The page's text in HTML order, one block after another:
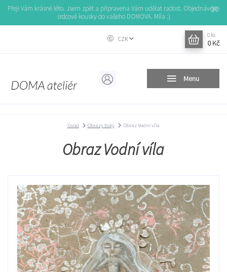
Přeji Vám krásné léto. Jsem zpět a připravena Vám udělat radost. Objednávejte
srdcové kousky do vašeho DOMOVA. Míla :)
Menu
CZK
0 ks
0 Kč
Úvod Obrazy tisky Obraz Vodní víla
Obraz Vodní víla